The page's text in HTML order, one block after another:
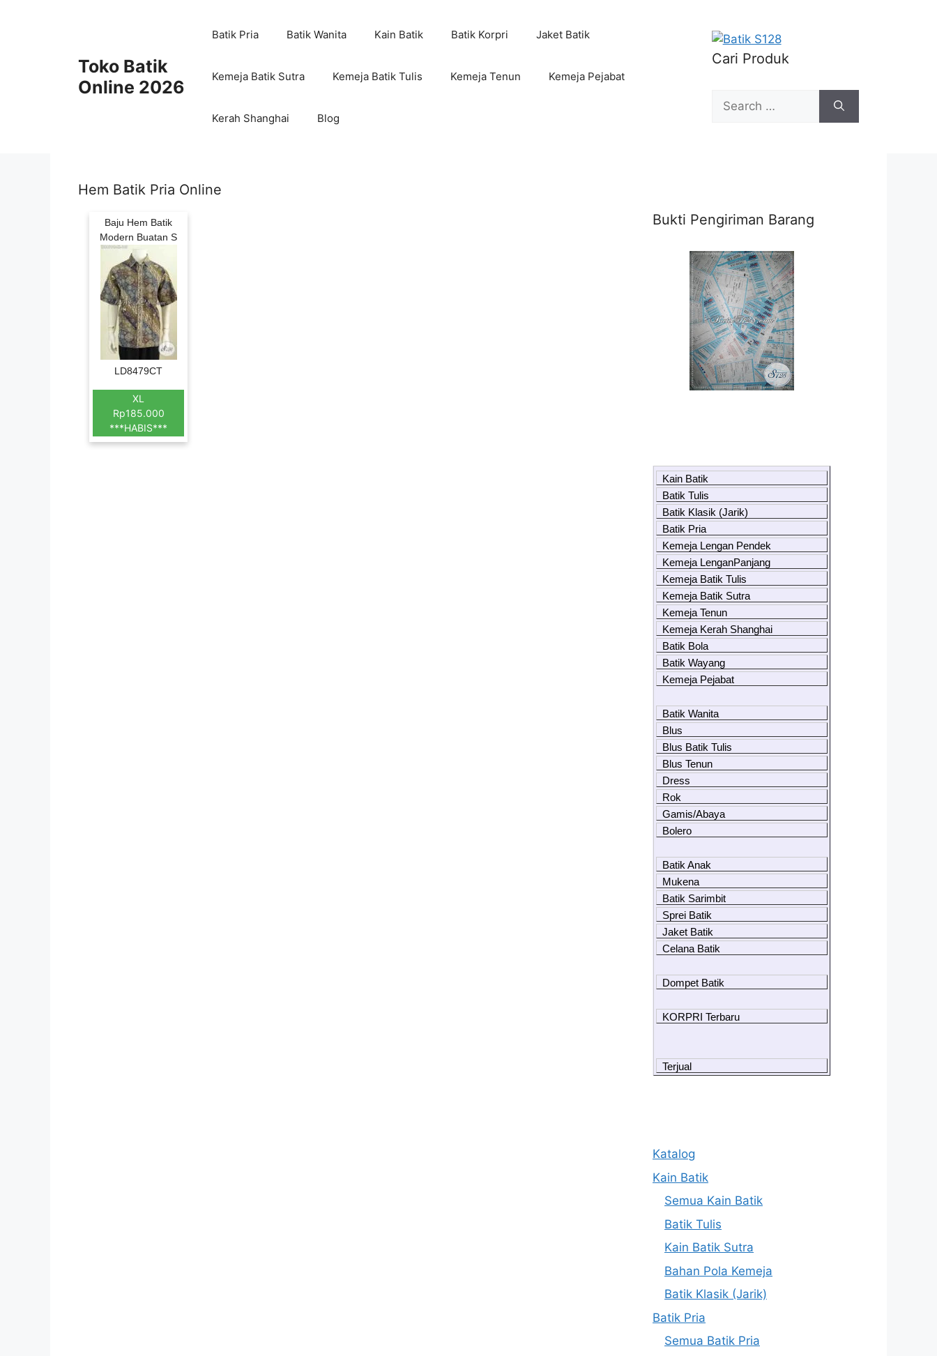
Toko Batik
Online 2026
Batik Pria Batik Wanita Kain Batik Batik Korpri Jaket Batik
Kemeja Batik Sutra Kemeja Batik Tulis Kemeja Tenun Kemeja Pejabat
Kerah Shanghai Blog
Cari Produk
Search
for:
Hem Batik Pria Online
Baju Hem Batik
Modern Buatan S
LD8479CT
XL
Rp185.000
***HABIS***
Bukti Pengiriman Barang
Kain Batik
Batik Tulis
Batik Klasik (Jarik)
Batik Pria
Kemeja Lengan Pendek
Kemeja LenganPanjang
Kemeja Batik Tulis
Kemeja Batik Sutra
Kemeja Tenun
Kemeja Kerah Shanghai
Batik Bola
Batik Wayang
Kemeja Pejabat
Batik Wanita
Blus
Blus Batik Tulis
Blus Tenun
Dress
Rok
Gamis/Abaya
Bolero
Batik Anak
Mukena
Batik Sarimbit
Sprei Batik
Jaket Batik
Celana Batik
Dompet Batik
KORPRI Terbaru
Terjual
Katalog
Kain Batik
Semua Kain Batik
Batik Tulis
Kain Batik Sutra
Bahan Pola Kemeja
Batik Klasik (Jarik)
Batik Pria
Semua Batik Pria